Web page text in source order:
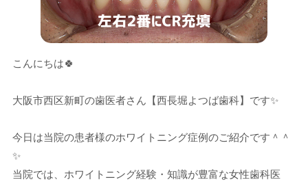
こんにちは🍀
大阪市西区新町の歯医者さん【西長堀よつば歯科】です✨
今日は当院の患者様のホワイトニング症例のご紹介です＾＾
✨
当院では、ホワイトニング経験・知識が豊富な女性歯科医